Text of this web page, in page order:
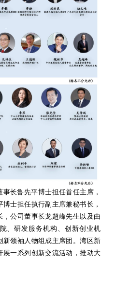
长鲁先平博士担任首任主席，
士担任执行副主席兼秘书长，
公司董事长龙超峰先生以及由
、研发服务机构、创新创业机
新领袖人物组成主席团。湾区新
展一系列创新交流活动，推动大